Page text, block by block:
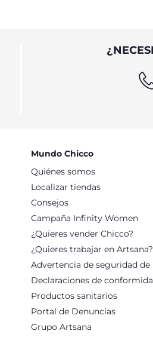
Mundo Chicco
Quiénes somos
Localizar tiendas
Consejos
Campaña Infinity Women
¿Quieres vender Chicco?
¿Quieres trabajar en Artsana?
Advertencia de seguridad
Declaraciones de
Productos sanitarios
Portal de Denuncias
Grupo Artsana